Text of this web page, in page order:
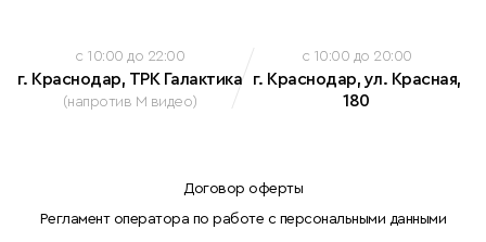
c 10:00 до 22:00
г. Краснодар, ТРК Галактика
(напротив М видео)
c 10:00 до 20:00
г. Краснодар, ул. Красная,
180
Договор оферты
Регламент оператора по работе с персональными данными